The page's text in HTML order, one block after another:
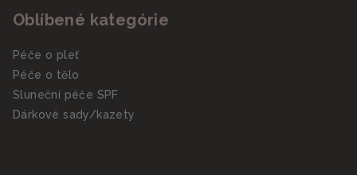
Oblíbené kategórie
Péče o pleť
Péče o tělo
Sluneční péče SPF
Dárkové sady/kazety